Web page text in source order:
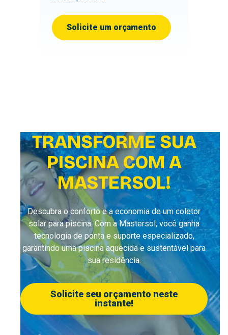
Solicite um orçamento
TRANSFORME SUA
PISCINA COM A
MASTERSOL!
Descubra o conforto e a economia de um coletor
solar para piscina. Com a Mastersol, você ganha
tecnologia de ponta e suporte especializado,
garantindo uma piscina aquecida e sustentável para
sua residência.
Solicite seu orçamento neste
instante!